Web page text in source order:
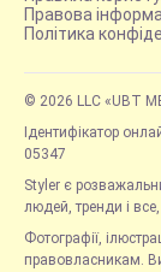
Правова
Політика
© 2026 LLC «UBT
Ідентифікатор
05347
Styler є
людей, тренди і
Фотографії,
правовласникам.